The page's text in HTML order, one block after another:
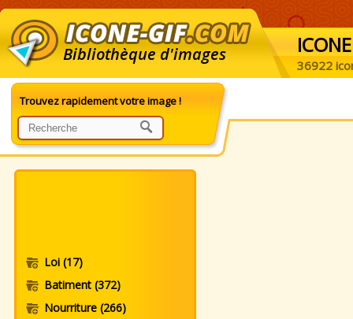
Bibliothèque d'images ICONE
36922
Trouvez rapidement votre image !
Loi (17)
Batiment (372)
Nourriture (266)